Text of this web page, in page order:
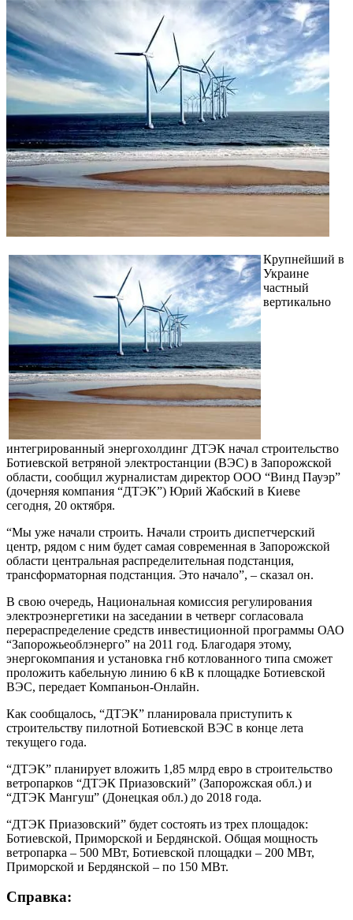
Крупнейший в
Украине
частный
вертикально
интегрированный энергохолдинг ДТЭК начал строительство
Ботиевской ветряной электростанции (ВЭС) в Запорожской
области, сообщил журналистам директор ООО “Винд Пауэр”
(дочерняя компания “ДТЭК”) Юрий Жабский в Киеве
сегодня, 20 октября.
“Мы уже начали строить. Начали строить диспетчерский
центр, рядом с ним будет самая современная в Запорожской
области центральная распределительная подстанция,
трансформаторная подстанция. Это начало”, – сказал он.
В свою очередь, Национальная комиссия регулирования
электроэнергетики на заседании в четверг согласовала
перераспределение средств инвестиционной программы ОАО
“Запорожьеоблэнерго” на 2011 год. Благодаря этому,
энергокомпания и установка гнб котлованного типа сможет
проложить кабельную линию 6 кВ к площадке Ботиевской
ВЭС, передает Компаньон-Онлайн.
Как сообщалось, “ДТЭК” планировала приступить к
строительству пилотной Ботиевской ВЭС в конце лета
текущего года.
“ДТЭК” планирует вложить 1,85 млрд евро в строительство
ветропарков “ДТЭК Приазовский” (Запорожская обл.) и
“ДТЭК Мангуш” (Донецкая обл.) до 2018 года.
“ДТЭК Приазовский” будет состоять из трех площадок:
Ботиевской, Приморской и Бердянской. Общая мощность
ветропарка – 500 МВт, Ботиевской площадки – 200 МВт,
Приморской и Бердянской – по 150 МВт.
Справка: